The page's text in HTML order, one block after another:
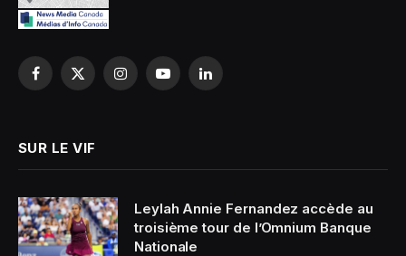
Facebook
X
InstagramYouTubeLinkedIn
SUR LE VIF
Leylah Annie Fernandez accède au
troisième tour de l’Omnium Banque
Nationale